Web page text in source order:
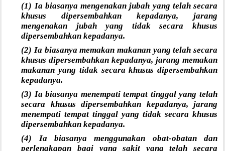
(1) Ia biasanya mengenakan jubah yang telah secara
khusus dipersembahkan kepadanya, jarang
mengenakan jubah yang tidak secara khusus
dipersembahkan kepadanya.
(2) Ia biasanya memakan makanan yang telah secara
khusus dipersembahkan kepadanya, jarang memakan
makanan yang tidak secara khusus dipersembahkan
kepadanya.
(3) Ia biasanya menempati tempat tinggal yang telah
secara khusus dipersembahkan kepadanya, jarang
menempati tempat tinggal yang tidak secara khusus
dipersembahkan kepadanya.
(4) Ia biasanya menggunakan obat-obatan dan
perlengkapan bagi yang sakit yang telah secara